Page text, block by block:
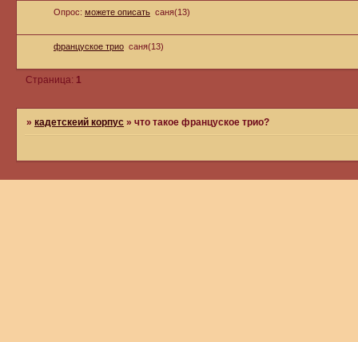
Опрос: можете описать саня(13)
француское трио саня(13)
Страница: 1
»кадетскеий корпус »что такое француское трио?